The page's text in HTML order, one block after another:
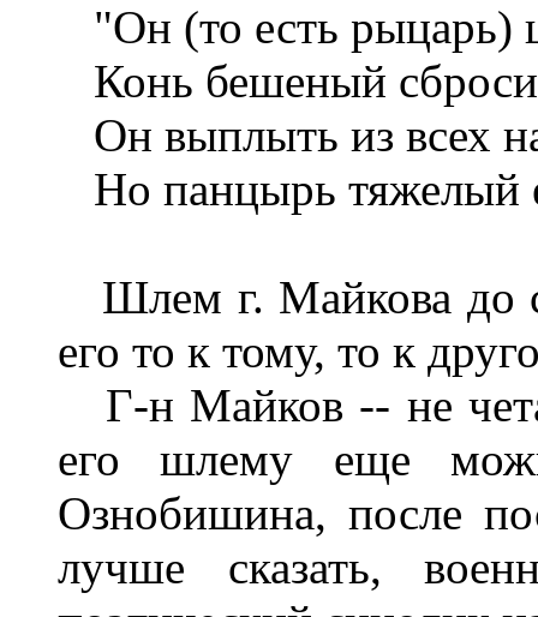
"Он (то есть рыцарь)
Конь бешеный
Он выплыть из всех
Но панцырь тяжелый
Шлем г. Майкова до
его то к тому, то к
Г-н Майков -- не
его шлему еще
Ознобишина, после
лучше сказать,